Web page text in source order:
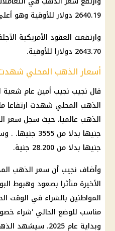
2640.19 دولار للأوقية وهو أعلى مستوى له منذ 11 نوفمبر.
2643.70 دولارا للأوقية.
أسعار الذهب المحلي شهدت
قال نجيب نجيب أمين عام شعبة
الذهب المحلي شهدت ارتفاعا
جنيها بدلا من 28.200 جنية.
وأضاف نجيب أن سعر الذهب
الأخيرة متأثرا بصعود وهبوط
المواطنين بالشراء في الوقت
مناسب للوضع الحالي 'شراء
وبداية عام 2025، سيشهد الذهب المزيد من الارتفاع.